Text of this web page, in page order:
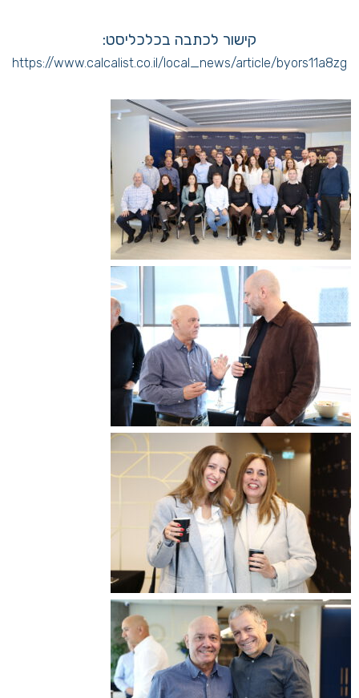
קישור לכתבה בכלכליסט:
https://www.calcalist.co.il/local_news/article/byors11a8zg